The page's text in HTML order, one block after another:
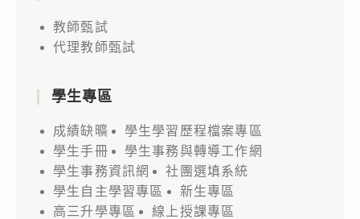
教師甄試
代理教師甄試
學生專區
成績缺曠
學生學習歷程檔案專區
學生手冊
學生事務與轉導工作網
學生事務資訊網
社團選填系統
學生自主學習專區
新生專區
高三升學專區
線上授課專區